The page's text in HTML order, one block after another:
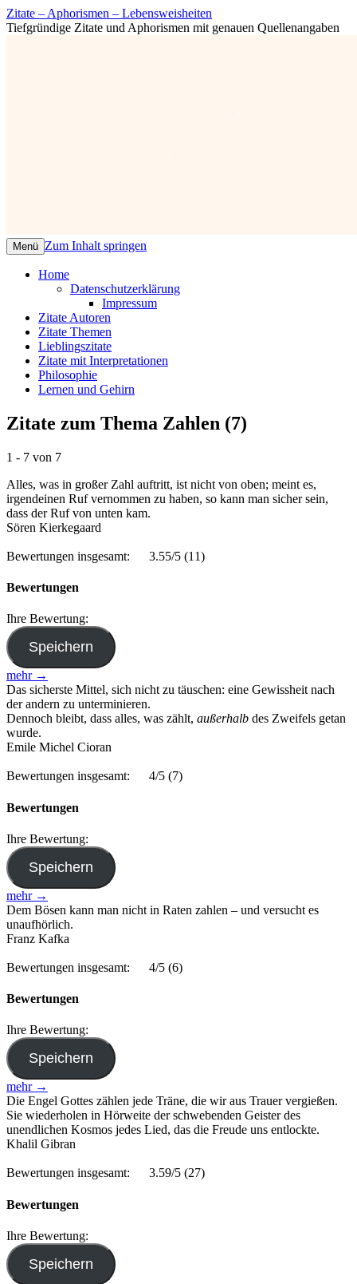
Zitate – Aphorismen – Lebensweisheiten
Tiefgründige Zitate und Aphorismen mit genauen Quellenangaben
Menü Zum Inhalt springen
Home
Datenschutzerklärung
Impressum
Zitate Autoren
Zitate Themen
Lieblingszitate
Zitate mit Interpretationen
Philosophie
Lernen und Gehirn
Zitate zum Thema Zahlen (7)
1 - 7 von 7
Alles, was in großer Zahl auftritt, ist nicht von oben; meint es,
irgendeinen Ruf vernommen zu haben, so kann man sicher sein,
dass der Ruf von unten kam.
Sören Kierkegaard
Bewertungen insgesamt: 3.55/5 (11)
Bewertungen
Ihre Bewertung:
mehr →
Das sicherste Mittel, sich nicht zu täuschen: eine Gewissheit nach
der andern zu unterminieren.
Dennoch bleibt, dass alles, was zählt, außerhalb des Zweifels getan
wurde.
Emile Michel Cioran
Bewertungen insgesamt: 4/5 (7)
Bewertungen
Ihre Bewertung:
mehr →
Dem Bösen kann man nicht in Raten zahlen – und versucht es
unaufhörlich.
Franz Kafka
Bewertungen insgesamt: 4/5 (6)
Bewertungen
Ihre Bewertung:
mehr →
Die Engel Gottes zählen jede Träne, die wir aus Trauer vergießen.
Sie wiederholen in Hörweite der schwebenden Geister des
unendlichen Kosmos jedes Lied, das die Freude uns entlockte.
Khalil Gibran
Bewertungen insgesamt: 3.59/5 (27)
Bewertungen
Ihre Bewertung: